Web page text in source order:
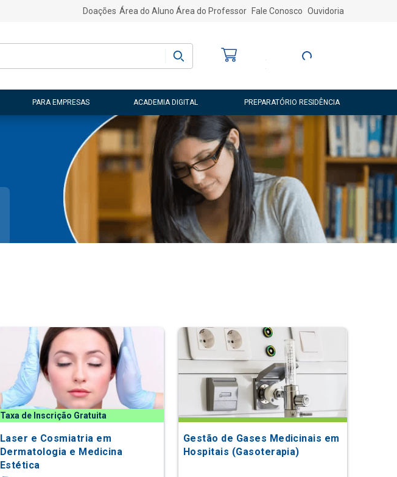
Doações Área do Aluno Área do Professor Fale Conosco Ouvidoria
Entre ou Cadastre-
PARA EMPRESAS ACADEMIA DIGITAL PREPARATÓRIO RESIDÊNCIA
Taxa de Inscrição Gratuita
Laser e Cosmiatria em
Dermatologia e Medicina
Estética
Gestão de Gases Medicinais em
Hospitais (Gasoterapia)